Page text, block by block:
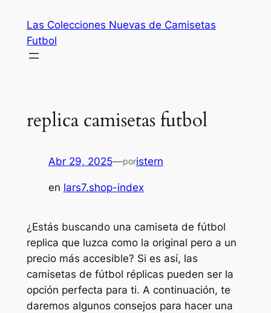
contenido
Las Colecciones Nuevas de Camisetas
Futbol
replica camisetas futbol
Abr 29, 2025—poristern
en lars7.shop-index
¿Estás buscando una camiseta de fútbol
replica que luzca como la original pero a un
precio más accesible? Si es así, las
camisetas de fútbol réplicas pueden ser la
opción perfecta para ti. A continuación, te
daremos algunos consejos para hacer una